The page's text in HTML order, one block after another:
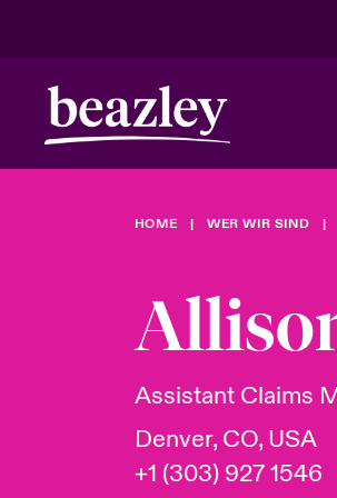
Wer wir sind
News & Events
Kundenportal
HOME WER WIR SIND
Assistant Claims
Denver, CO, USA
+1 (303) 927 1546